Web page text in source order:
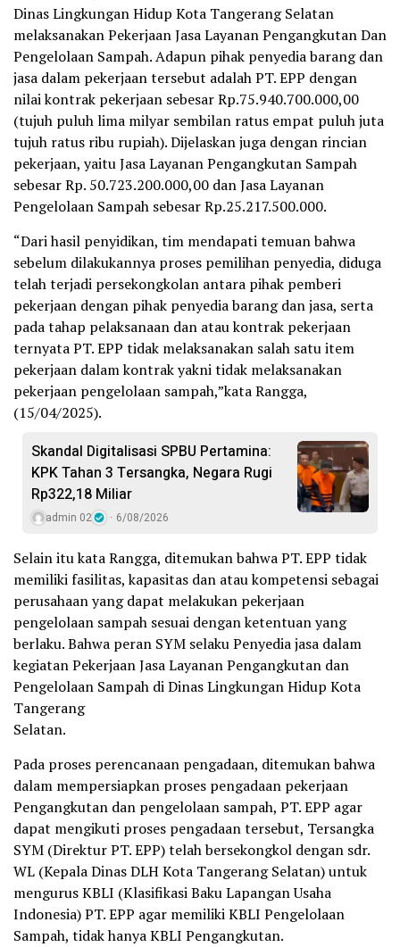
Dinas Lingkungan Hidup Kota Tangerang Selatan
melaksanakan Pekerjaan Jasa Layanan Pengangkutan Dan
Pengelolaan Sampah. Adapun pihak penyedia barang dan
jasa dalam pekerjaan tersebut adalah PT. EPP dengan
nilai kontrak pekerjaan sebesar Rp.75.940.700.000,00
(tujuh puluh lima milyar sembilan ratus empat puluh juta
tujuh ratus ribu rupiah). Dijelaskan juga dengan rincian
pekerjaan, yaitu Jasa Layanan Pengangkutan Sampah
sebesar Rp. 50.723.200.000,00 dan Jasa Layanan
Pengelolaan Sampah sebesar Rp.25.217.500.000.
“Dari hasil penyidikan, tim mendapati temuan bahwa
sebelum dilakukannya proses pemilihan penyedia, diduga
telah terjadi persekongkolan antara pihak pemberi
pekerjaan dengan pihak penyedia barang dan jasa, serta
pada tahap pelaksanaan dan atau kontrak pekerjaan
ternyata PT. EPP tidak melaksanakan salah satu item
pekerjaan dalam kontrak yakni tidak melaksanakan
pekerjaan pengelolaan sampah,”kata Rangga,
(15/04/2025).
Skandal Digitalisasi SPBU Pertamina:
KPK Tahan 3 Tersangka, Negara Rugi
Rp322,18 Miliar
admin 02 6/08/2026
Selain itu kata Rangga, ditemukan bahwa PT. EPP tidak
memiliki fasilitas, kapasitas dan atau kompetensi sebagai
perusahaan yang dapat melakukan pekerjaan
pengelolaan sampah sesuai dengan ketentuan yang
berlaku. Bahwa peran SYM selaku Penyedia jasa dalam
kegiatan Pekerjaan Jasa Layanan Pengangkutan dan
Pengelolaan Sampah di Dinas Lingkungan Hidup Kota
Tangerang
Selatan.
Pada proses perencanaan pengadaan, ditemukan bahwa
dalam mempersiapkan proses pengadaan pekerjaan
Pengangkutan dan pengelolaan sampah, PT. EPP agar
dapat mengikuti proses pengadaan tersebut, Tersangka
SYM (Direktur PT. EPP) telah bersekongkol dengan sdr.
WL (Kepala Dinas DLH Kota Tangerang Selatan) untuk
mengurus KBLI (Klasifikasi Baku Lapangan Usaha
Indonesia) PT. EPP agar memiliki KBLI Pengelolaan
Sampah, tidak hanya KBLI Pengangkutan.